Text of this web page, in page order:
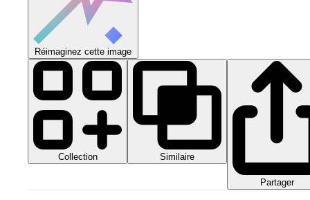
Réimaginez cette image
Collection Similaire
Partager